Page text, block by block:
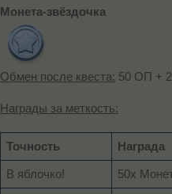
Монета-звёздочка
Обмен после квеста: 50 ОП +
Награды за меткость:
Точность Награда
В яблочко! 50x